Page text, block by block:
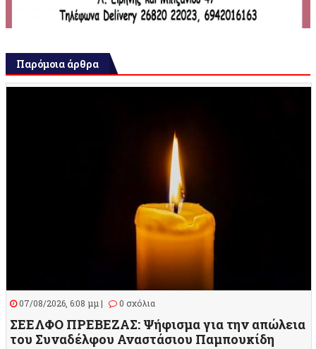
Παρόμοια άρθρα
07/08/2026, 6:08 μμ | 0 σχόλια
ΣΕΕΛΦΟ ΠΡΕΒΕΖΑΣ: Ψήφισμα για την απώλεια
του Συναδέλφου Αναστάσιου Παμπουκίδη